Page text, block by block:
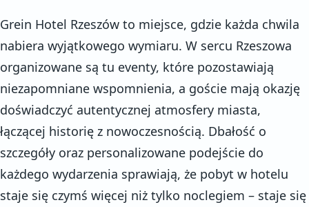
Grein Hotel Rzeszów to miejsce, gdzie każda chwila
nabiera wyjątkowego wymiaru. W sercu Rzeszowa
organizowane są tu eventy, które pozostawiają
niezapomniane wspomnienia, a goście mają okazję
doświadczyć autentycznej atmosfery miasta,
łączącej historię z nowoczesnością. Dbałość o
szczegóły oraz personalizowane podejście do
każdego wydarzenia sprawiają, że pobyt w hotelu
staje się czymś więcej niż tylko noclegiem – staje się